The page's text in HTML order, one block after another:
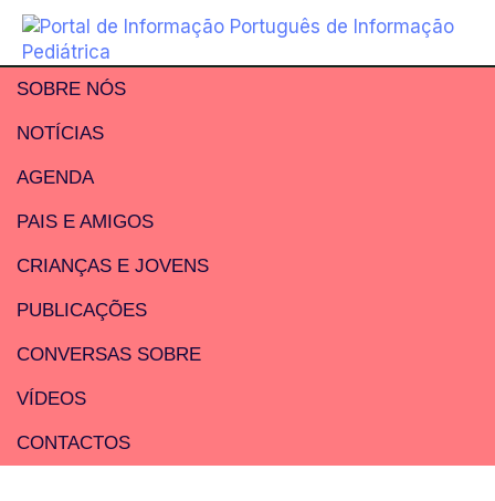
SOBRE NÓS
NOTÍCIAS
AGENDA
PAIS E AMIGOS
CRIANÇAS E JOVENS
PUBLICAÇÕES
CONVERSAS SOBRE
VÍDEOS
CONTACTOS